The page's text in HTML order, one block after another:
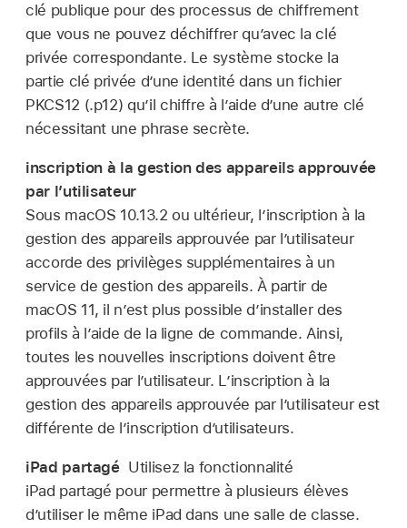
clé publique pour des processus de chiffrement
que vous ne pouvez déchiffrer qu’avec la clé
privée correspondante. Le système stocke la
partie clé privée d’une identité dans un fichier
PKCS12 (.p12) qu’il chiffre à l’aide d’une autre clé
nécessitant une phrase secrète.
inscription à la gestion des appareils approuvée
par l’utilisateur
Sous macOS 10.13.2 ou ultérieur, l’inscription à la
gestion des appareils approuvée par l’utilisateur
accorde des privilèges supplémentaires à un
service de gestion des appareils. À partir de
macOS 11, il n’est plus possible d’installer des
profils à l’aide de la ligne de commande. Ainsi,
toutes les nouvelles inscriptions doivent être
approuvées par l’utilisateur. L’inscription à la
gestion des appareils approuvée par l’utilisateur est
différente de l’inscription d’utilisateurs.
iPad partagé Utilisez la fonctionnalité
iPad partagé pour permettre à plusieurs élèves
d’utiliser le même iPad dans une salle de classe.